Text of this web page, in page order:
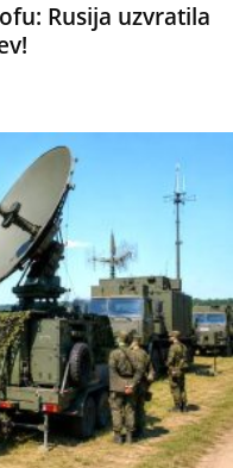
Rusija uzvratila